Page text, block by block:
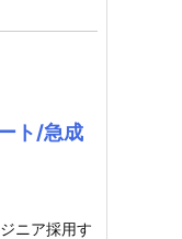
ト/急成
ニア採用す